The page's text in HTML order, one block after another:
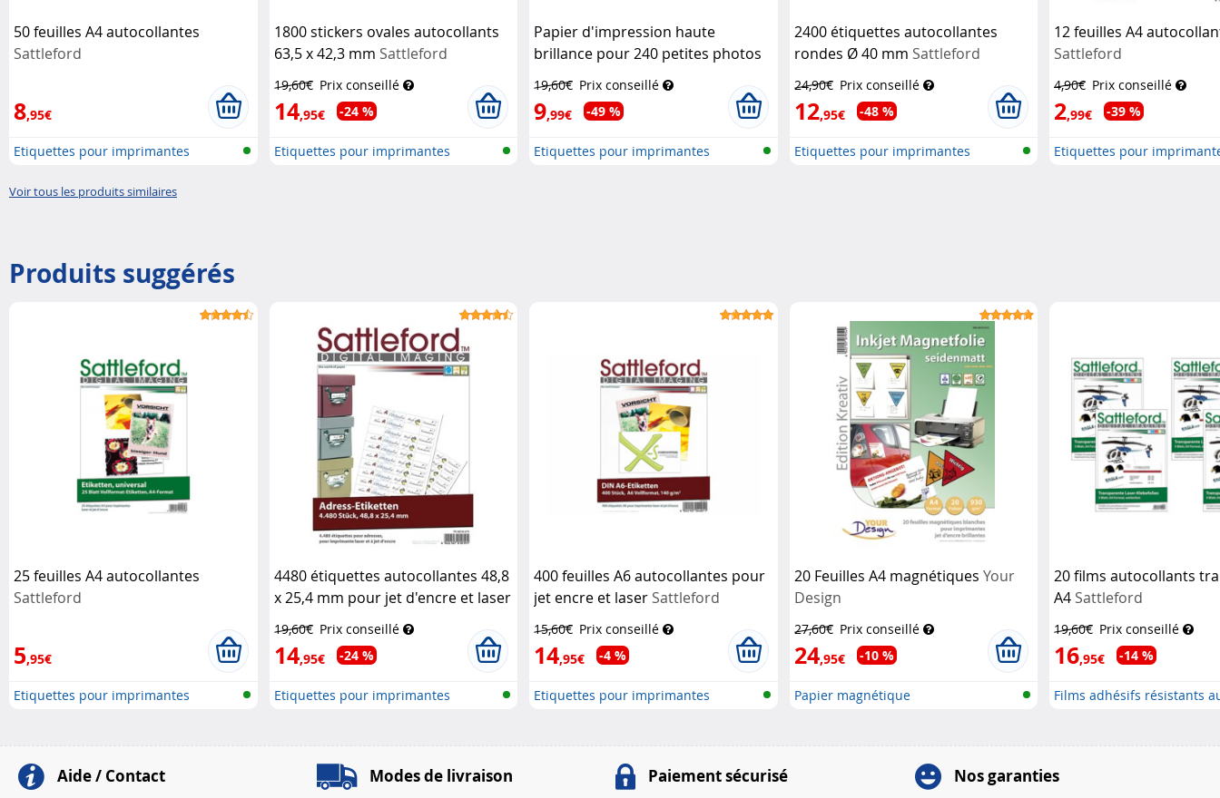
50 feuilles A4 autocollantes
Sattleford
8,95€
Etiquettes pour imprimantes
1800 stickers ovales autocollants
63,5 x 42,3 mm Sattleford
19,60€ Prix conseillé
14,95€ -24 %
Etiquettes pour imprimantes
Papier d'impression haute
brillance pour 240 petites photos
19,60€ Prix conseillé
9,99€ -49 %
Etiquettes pour imprimantes
2400 étiquettes autocollantes
rondes Ø 40 mm Sattleford
24,90€ Prix conseillé
12,95€ -48 %
Etiquettes pour imprimantes
12 feuilles A4
Sattleford
4,90€ Prix conseillé
2,99€ -39 %
Etiquettes pour
Voir tous les produits similaires
Produits suggérés
25 feuilles A4 autocollantes
Sattleford
5,95€
Etiquettes pour imprimantes
4480 étiquettes autocollantes 48,8
x 25,4 mm pour jet d'encre et laser
19,60€ Prix conseillé
14,95€ -24 %
Etiquettes pour imprimantes
400 feuilles A6 autocollantes pour
jet encre et laser Sattleford
15,60€ Prix conseillé
14,95€ -4 %
Etiquettes pour imprimantes
20 Feuilles A4 magnétiques Your
Design
27,60€ Prix conseillé
24,95€ -10 %
Papier magnétique
20 films autocollants
A4 Sattleford
19,60€ Prix conseillé
16,95€ -14 %
Films adhésifs résistants
Aide / Contact Modes de livraison Paiement sécurisé Nos garanties